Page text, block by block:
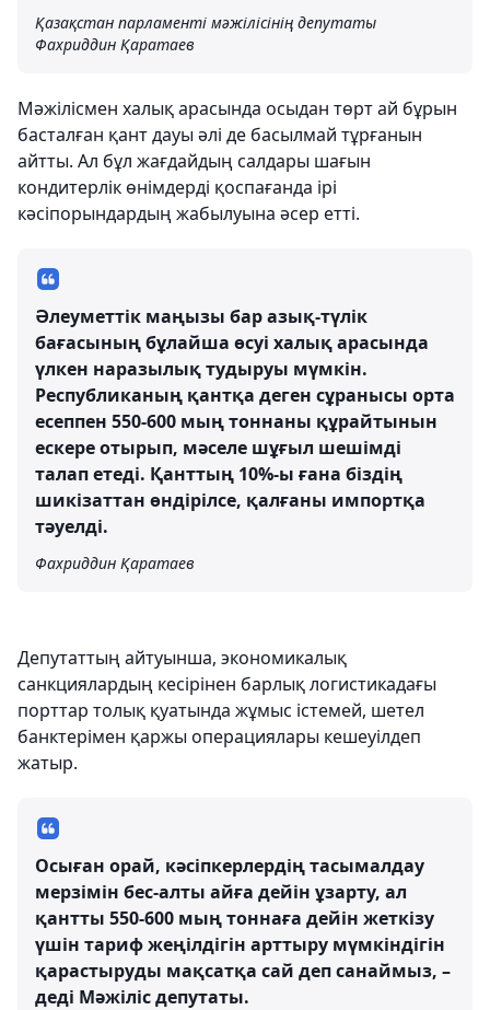
Қазақстан парламенті мәжілісінің депутаты
Фахриддин Қаратаев
Мәжілісмен халық арасында осыдан төрт ай бұрын
басталған қант дауы әлі де басылмай тұрғанын
айтты. Ал бұл жағдайдың салдары шағын
кондитерлік өнімдерді қоспағанда ірі
кәсіпорындардың жабылуына әсер етті.
Әлеуметтік маңызы бар азық-түлік
бағасының бұлайша өсуі халық арасында
үлкен наразылық тудыруы мүмкін.
Республиканың қантқа деген сұранысы орта
есеппен 550-600 мың тоннаны құрайтынын
ескере отырып, мәселе шұғыл шешімді
талап етеді. Қанттың 10%-ы ғана біздің
шикізаттан өндірілсе, қалғаны импортқа
тәуелді.
Фахриддин Қаратаев
Депутаттың айтуынша, экономикалық
санкциялардың кесірінен барлық логистикадағы
порттар толық қуатында жұмыс істемей, шетел
банктерімен қаржы операциялары кешеуілдеп
жатыр.
Осыған орай, кәсіпкерлердің тасымалдау
мерзімін бес-алты айға дейін ұзарту, ал
қантты 550-600 мың тоннаға дейін жеткізу
үшін тариф жеңілдігін арттыру мүмкіндігін
қарастыруды мақсатқа сай деп санаймыз, –
деді Мәжіліс депутаты.